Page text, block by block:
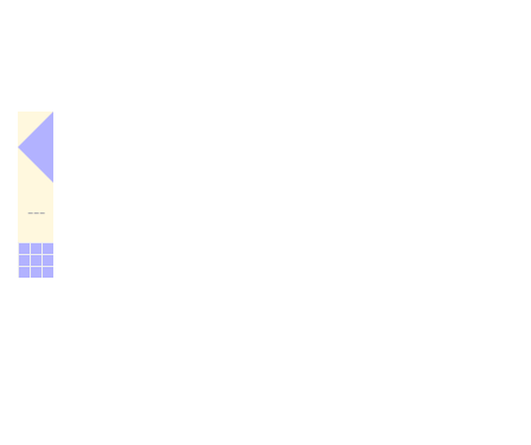
---